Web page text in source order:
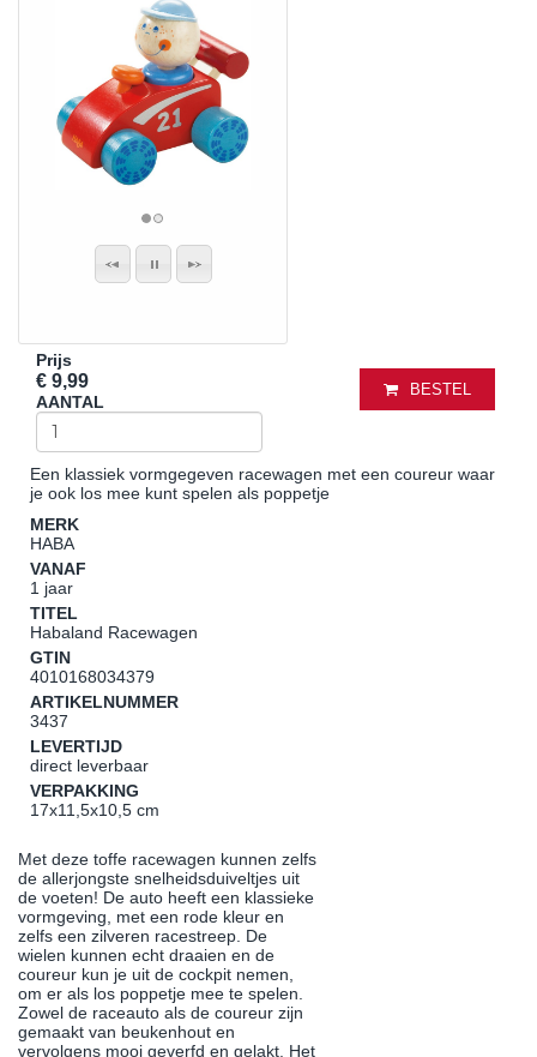
Prijs
€ 9,99
AANTAL
BESTEL
Een klassiek vormgegeven racewagen met een coureur waar
je ook los mee kunt spelen als poppetje
MERK
HABA
VANAF
1 jaar
TITEL
Habaland Racewagen
GTIN
4010168034379
ARTIKELNUMMER
3437
LEVERTIJD
direct leverbaar
VERPAKKING
17x11,5x10,5 cm
Met deze toffe racewagen kunnen zelfs
de allerjongste snelheidsduiveltjes uit
de voeten! De auto heeft een klassieke
vormgeving, met een rode kleur en
zelfs een zilveren racestreep. De
wielen kunnen echt draaien en de
coureur kun je uit de cockpit nemen,
om er als los poppetje mee te spelen.
Zowel de raceauto als de coureur zijn
gemaakt van beukenhout en
vervolgens mooi geverfd en gelakt. Het